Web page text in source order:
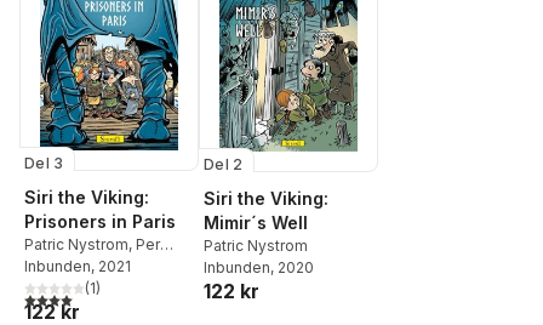
Del 3
Siri the Viking:
Prisoners in Paris
Patric Nystrom, Per
Demervall ,Joseph A
Davis
Inbunden, 2021
4,0utav 5 stjärnor. Totalt antal röster:
(1)
122 kr
Del 2
Siri the Viking:
Mimir´s Well
Patric Nystrom
Inbunden, 2020
122 kr